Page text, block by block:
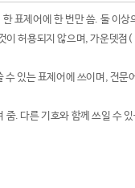
표제어에 한 번만 씀. 둘 이상
허용되지 않으며, 가운뎃점
있는 표제어에 쓰이며, 전문
. 다른 기호와 함께 쓰일 수